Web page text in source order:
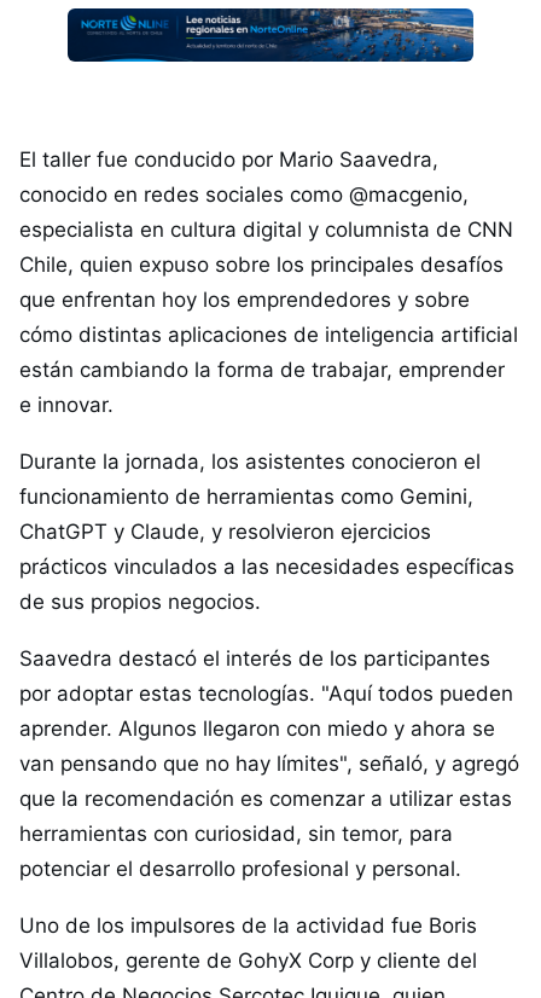
El taller fue conducido por Mario Saavedra,
conocido en redes sociales como @macgenio,
especialista en cultura digital y columnista de CNN
Chile, quien expuso sobre los principales desafíos
que enfrentan hoy los emprendedores y sobre
cómo distintas aplicaciones de inteligencia artificial
están cambiando la forma de trabajar, emprender
e innovar.
Durante la jornada, los asistentes conocieron el
funcionamiento de herramientas como Gemini,
ChatGPT y Claude, y resolvieron ejercicios
prácticos vinculados a las necesidades específicas
de sus propios negocios.
Saavedra destacó el interés de los participantes
por adoptar estas tecnologías. "Aquí todos pueden
aprender. Algunos llegaron con miedo y ahora se
van pensando que no hay límites", señaló, y agregó
que la recomendación es comenzar a utilizar estas
herramientas con curiosidad, sin temor, para
potenciar el desarrollo profesional y personal.
Uno de los impulsores de la actividad fue Boris
Villalobos, gerente de GohyX Corp y cliente del